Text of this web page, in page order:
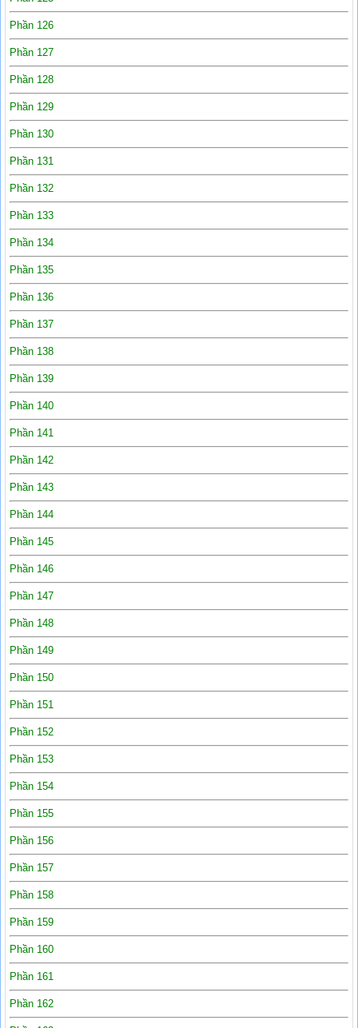
Phần 126
Phần 127
Phần 128
Phần 129
Phần 130
Phần 131
Phần 132
Phần 133
Phần 134
Phần 135
Phần 136
Phần 137
Phần 138
Phần 139
Phần 140
Phần 141
Phần 142
Phần 143
Phần 144
Phần 145
Phần 146
Phần 147
Phần 148
Phần 149
Phần 150
Phần 151
Phần 152
Phần 153
Phần 154
Phần 155
Phần 156
Phần 157
Phần 158
Phần 159
Phần 160
Phần 161
Phần 162